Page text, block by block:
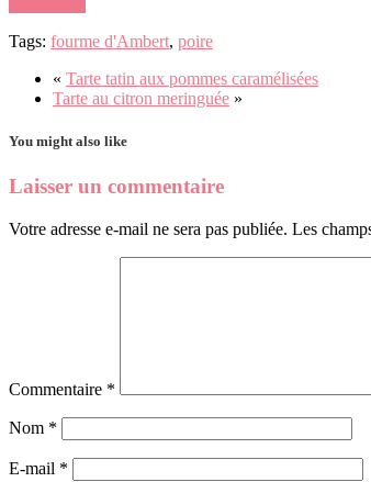
Tags: fourme d'Ambert, poire
« Tarte tatin aux pommes caramélisées
Tarte au citron meringuée »
You might also like
Laisser un commentaire
Votre adresse e-mail ne sera pas publiée. Les
Commentaire *
Nom *
E-mail *